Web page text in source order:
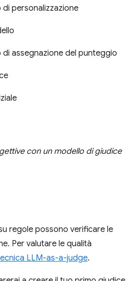
personalizzazione
di assegnazione del punteggio
con un modello di giudice
regole possono verificare le
Per valutare le qualità
LLM-as-a-judge.